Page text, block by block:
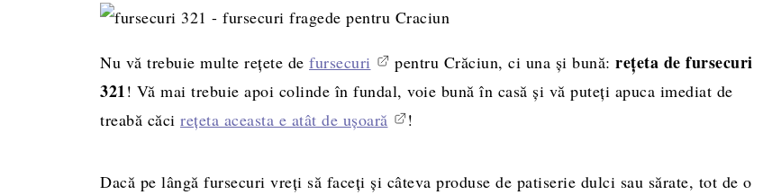
Nu vă trebuie multe rețete de fursecuri pentru Crăciun, ci una și bună: rețeta de fursecuri
321! Vă mai trebuie apoi colinde în fundal, voie bună în casă și vă puteți apuca imediat de
treabă căci rețeta aceasta e atât de ușoară !
Dacă pe lângă fursecuri vreți să faceți și câteva produse de patiserie dulci sau sărate, tot de o